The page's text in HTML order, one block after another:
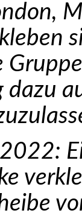
dazu
Ein